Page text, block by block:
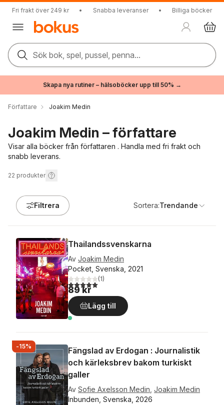
Fri frakt över 249 kr • Snabba leveranser • Billiga böcker
Sök bok, spel, pussel, penna...
Skapa nya rutiner – hälsoböcker upp till 50% →
Författare Joakim Medin
Joakim Medin – författare
Visar alla böcker från författaren . Handla med fri frakt och
snabb leverans.
22 produkter
Filtrera Sortera:Trendande
Thailandssvenskarna
Av Joakim Medin
Pocket, Svenska, 2021
5,0utav 5 stjärnor. Totalt antal röster:
(1)
89 kr
Lägg till
-15%
Fängslad av Erdogan : Journalistik
och kärleksbrev bakom turkiskt
galler
Av Sofie Axelsson Medin Joakim Medin
Inbunden, Svenska, 2026